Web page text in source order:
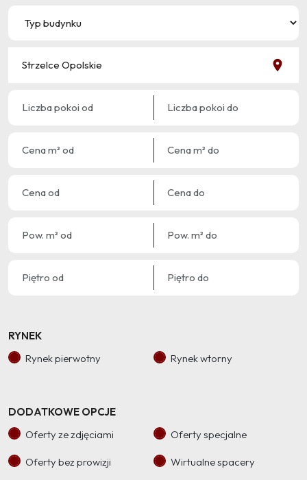
RYNEK
Rynek pierwotny
Rynek wtorny
DODATKOWE OPCJE
Oferty ze zdjęciami
Oferty specjalne
Oferty bez prowizji Wirtualne spacery